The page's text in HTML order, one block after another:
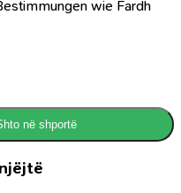
wie Fardh
në shportë